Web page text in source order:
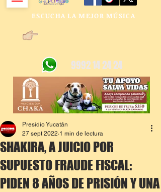
ESCUCHA LA MEJOR MÚSICA
9992 14 24 24
SHAKIRA, A JUICIO POR
SUPUESTO FRAUDE FISCAL:
PIDEN 8 AÑOS DE PRISIÓN Y UNA
Presidio Yucatán
27 sept 2022 1 min de lectura